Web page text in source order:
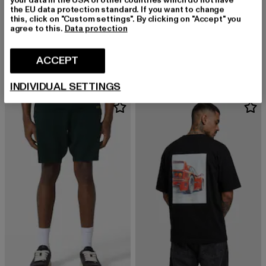
PAS DE MONACO
VERDE
EUR 37,99
Derzeitiger Preis: EUR 37,99
the EU data protection standard. If you want to change
this, click on "Custom settings". By clicking on "Accept" you
agree to this. Data protection
ACCEPT
INDIVIDUAL SETTINGS